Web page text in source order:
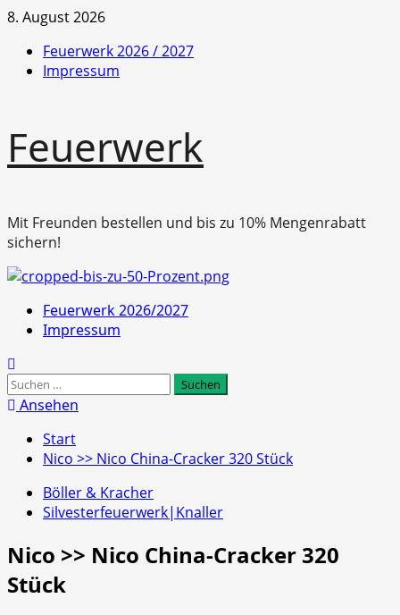
Zum
springen
8. August 2026
Feuerwerk 2026 / 2027
Impressum
Feuerwerk
Mit Freunden bestellen und bis zu 10% Mengenrabatt
sichern!
Primäres
Menü
Feuerwerk 2026/2027
Impressum
Suchen
nach:
Ansehen
Start
Nico >> Nico China-Cracker 320 Stück
Böller & Kracher
Silvesterfeuerwerk|Knaller
Nico >> Nico China-Cracker 320
Stück